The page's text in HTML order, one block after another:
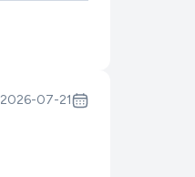
2026-07-21